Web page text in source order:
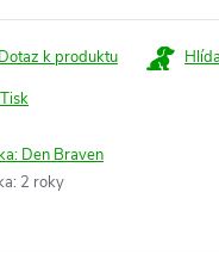
Tisk
k produktu
Den Braven
: 2 roky